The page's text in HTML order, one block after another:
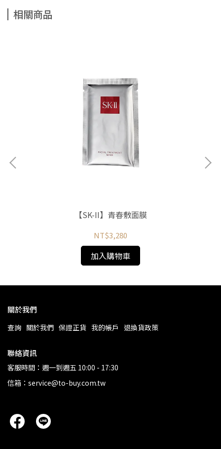
相關商品
【SK-II】青春敷面膜
NT$3,280
加入購物車
關於我們
查詢 關於我們 保證正貨 我的帳戶 退換貨政策
聯絡資訊
客服時間：週一到週五 10:00 - 17:30
信箱：service@to-buy.com.tw